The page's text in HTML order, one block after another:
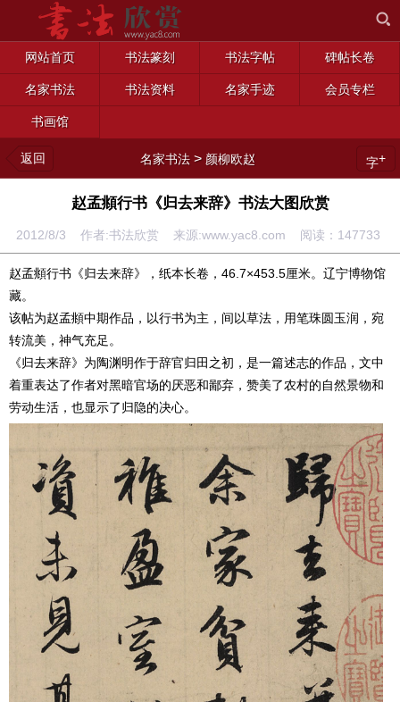
网站首页 书法篆刻 书法字帖 碑帖长卷
名家书法 书法资料 名家手迹 会员专栏
书画馆
返回 名家书法 > 颜柳欧赵 字+
赵孟頫行书《归去来辞》书法大图欣赏
2012/8/3 作者:书法欣赏 来源:www.yac8.com 阅读： 147733
赵孟頫行书《归去来辞》，纸本长卷，46.7×453.5厘米。辽宁博物馆
藏。
该帖为赵孟頫中期作品，以行书为主，间以草法，用笔珠圆玉润，宛
转流美，神气充足。
《归去来辞》为陶渊明作于辞官归田之初，是一篇述志的作品，文中
着重表达了作者对黑暗官场的厌恶和鄙弃，赞美了农村的自然景物和
劳动生活，也显示了归隐的决心。